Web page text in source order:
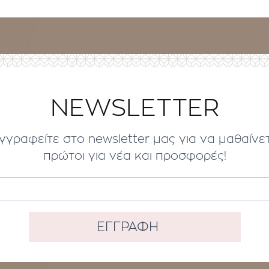
NEWSLETTER
στο newsletter μας για να
πρώτοι για νέα και προσφορές!
ΕΓΓΡΑΦΗ